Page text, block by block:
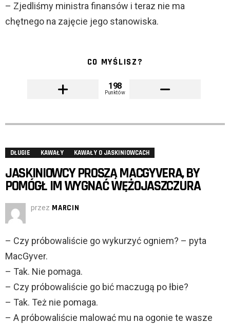
– Zjedliśmy ministra finansów i teraz nie ma
chętnego na zajęcie jego stanowiska.
CO MYŚLISZ?
198
Punktów
DŁUGIE KAWAŁY KAWAŁY O JASKINIOWCACH
JASKINIOWCY PROSZĄ MACGYVERA, BY
POMÓGŁ IM WYGNAĆ WĘŻOJASZCZURA
przez MARCIN
– Czy próbowaliście go wykurzyć ogniem? – pyta
MacGyver.
– Tak. Nie pomaga.
– Czy próbowaliście go bić maczugą po łbie?
– Tak. Też nie pomaga.
– A próbowaliście malować mu na ogonie te wasze